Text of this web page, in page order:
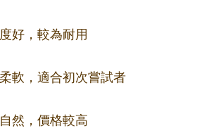
好，較為耐用
柔軟，適合初次嘗試者
然，價格較高